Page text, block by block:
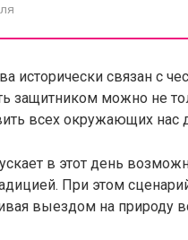
исторически связан с
защитником можно не
всех окружающих нас
в этот день
При этом
выездом на природу